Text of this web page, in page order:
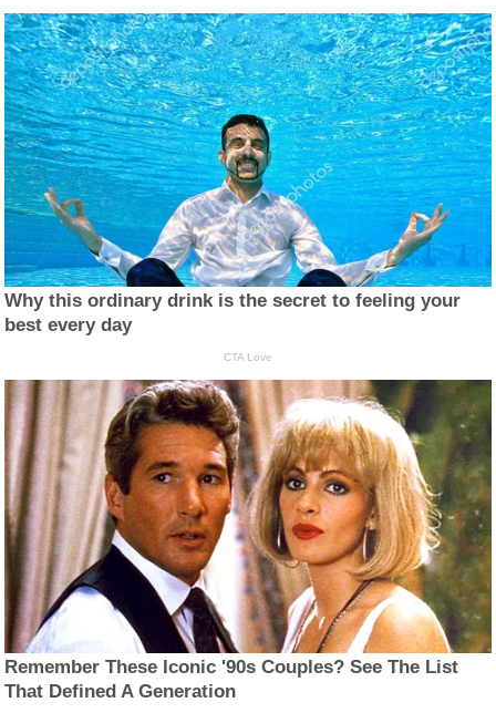
Why this ordinary drink is the secret to feeling your
best every day
CTA Love
Remember These Iconic '90s Couples? See The List
That Defined A Generation